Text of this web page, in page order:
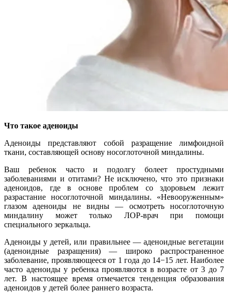
Что такое аденоиды
Аденоиды представляют собой разращение лимфоидной
ткани, составляющей основу носоглоточной миндалины.
Ваш ребенок часто и подолгу болеет простудными
заболеваниями и отитами? Не исключено, что это признаки
аденоидов, где в основе проблем со здоровьем лежит
разрастание носоглоточной миндалины. «Невооруженным»
глазом аденоиды не видны — осмотреть носоглоточную
миндалину может только ЛОР-врач при помощи
специального зеркальца.
Аденоиды у детей, или правильнее — аденоидные вегетации
(аденоидные разращения) — широко распространенное
заболевание, проявляющееся от 1 года до 14−15 лет. Наиболее
часто аденоиды у ребенка проявляются в возрасте от 3 до 7
лет. В настоящее время отмечается тенденция образования
аденоидов у детей более раннего возраста.